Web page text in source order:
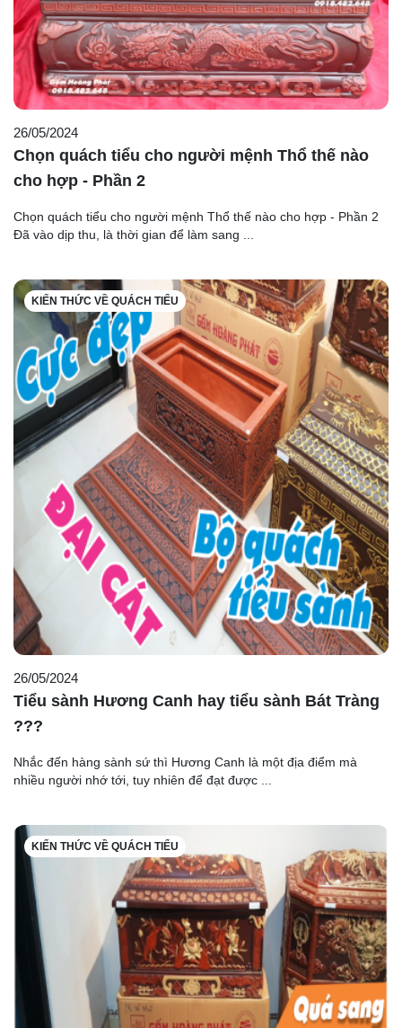
26/05/2024
Chọn quách tiểu cho người mệnh Thổ thế nào
cho hợp - Phần 2
Chọn quách tiểu cho người mệnh Thổ thế nào cho hợp - Phần 2
Đã vào dịp thu, là thời gian để làm sang ...
KIẾN THỨC VỀ QUÁCH TIỂU
26/05/2024
Tiểu sành Hương Canh hay tiểu sành Bát Tràng
???
Nhắc đến hàng sành sứ thì Hương Canh là một địa điểm mà
nhiều người nhớ tới, tuy nhiên để đạt được ...
KIẾN THỨC VỀ QUÁCH TIỂU